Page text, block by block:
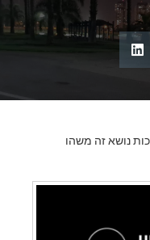
נושא זה משהו